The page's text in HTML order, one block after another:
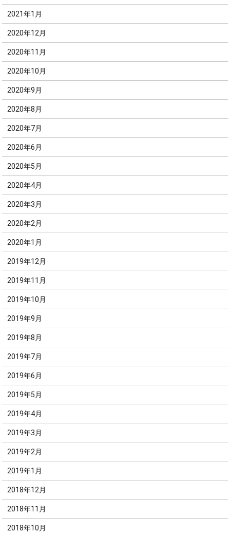
2021年1月
2020年12月
2020年11月
2020年10月
2020年9月
2020年8月
2020年7月
2020年6月
2020年5月
2020年4月
2020年3月
2020年2月
2020年1月
2019年12月
2019年11月
2019年10月
2019年9月
2019年8月
2019年7月
2019年6月
2019年5月
2019年4月
2019年3月
2019年2月
2019年1月
2018年12月
2018年11月
2018年10月